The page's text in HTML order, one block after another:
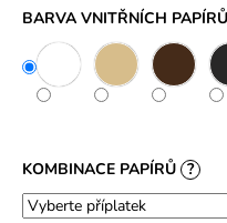
BARVA VNITŘNÍCH PAPÍRŮ
KOMBINACE PAPÍRŮ ?
u
e
m